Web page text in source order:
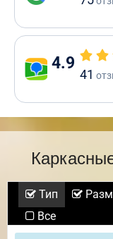
4.9
41
Тип
Все